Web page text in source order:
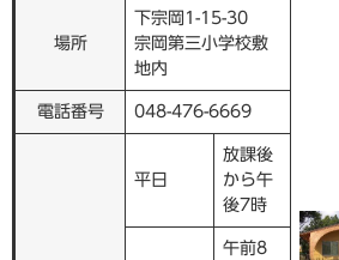
場所
下宗岡1-15-30
宗岡第三小学校敷
地内
電話番号 048-476-6669
平日
放課後
から午
後7時
午前8